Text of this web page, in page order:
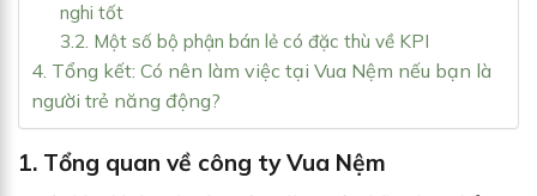
nghi tốt
3.2. Một số bộ phận bán lẻ có đặc thù về KPI
4. Tổng kết: Có nên làm việc tại Vua Nệm nếu bạn là
người trẻ năng động?
1. Tổng quan về công ty Vua Nệm